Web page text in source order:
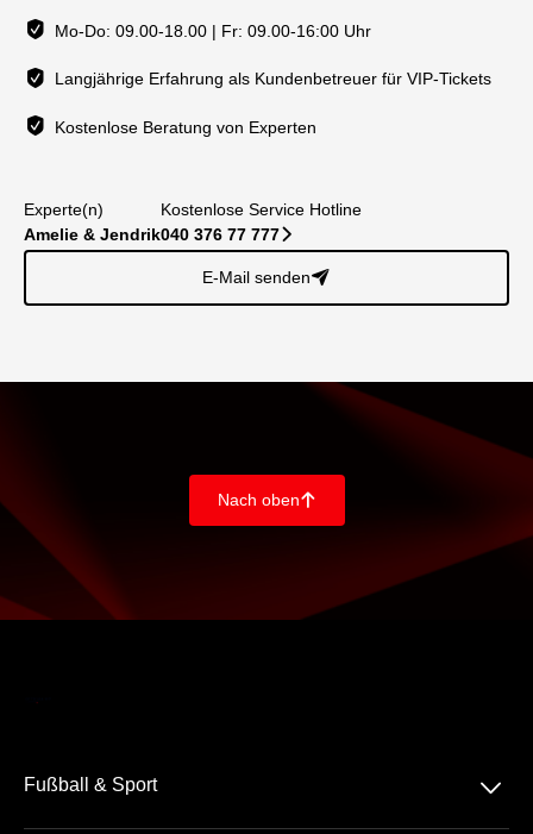
Mo-Do: 09.00-18.00 | Fr: 09.00-16:00 Uhr
Langjährige Erfahrung als Kundenbetreuer für VIP-Tickets
Kostenlose Beratung von Experten
Experte(n)
Amelie & Jendrik
Kostenlose Service Hotline
040 376 77 777􀆊
E-Mail senden􀈠
Nach oben􀄨
Fußball & Sport 􀆈